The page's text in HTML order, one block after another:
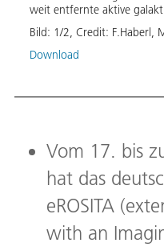
weit entfernte aktive
Bild: 1/2, Credit: F.Haberl,
Download
Vom 17. bis
hat das
eROSITA
with an